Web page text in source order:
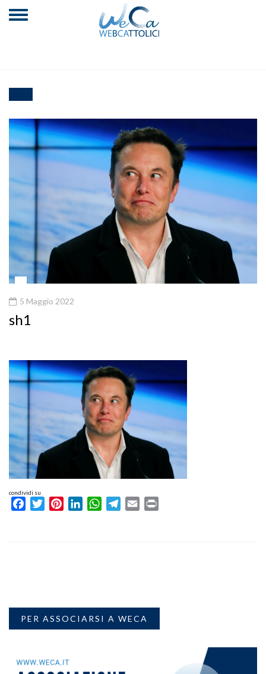
5 Maggio 2022
sh1
condividi su
FacebookTwitterPinterestLinkedInWhatsAppTelegram
Email
PER ASSOCIARSI A WECA